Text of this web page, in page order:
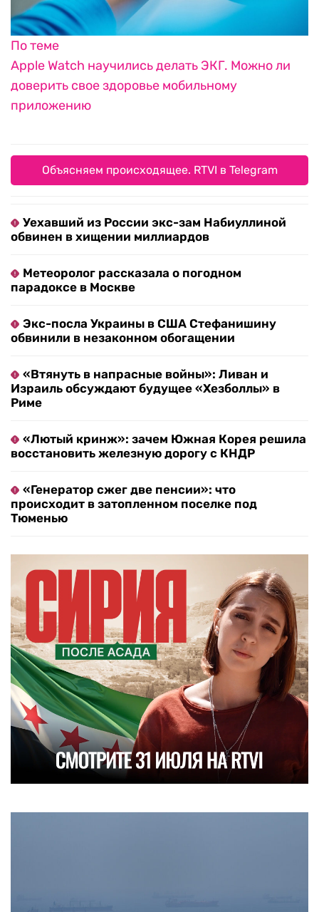
По теме
Apple Watch научились делать ЭКГ. Можно ли
доверить свое здоровье мобильному
приложению
Объясняем происходящее. RTVI в Telegram
Уехавший из России экс-зам Набиуллиной
обвинен в хищении миллиардов
Метеоролог рассказала о погодном
парадоксе в Москве
Экс-посла Украины в США Стефанишину
обвинили в незаконном обогащении
«Втянуть в напрасные войны»: Ливан и
Израиль обсуждают будущее «Хезболлы» в
Риме
«Лютый кринж»: зачем Южная Корея решила
восстановить железную дорогу с КНДР
«Генератор сжег две пенсии»: что
происходит в затопленном поселке под
Тюменью